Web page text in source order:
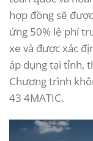
hợp đồng sẽ
ứng 50% lệ phí
xe và được xác
áp dụng tại tỉnh,
Chương trình
43 4MATIC.